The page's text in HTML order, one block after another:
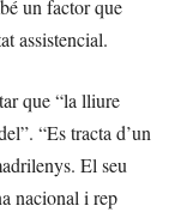
un factor que
assistencial.
que “la lliure
“Es tracta d’un
El seu
nacional i rep